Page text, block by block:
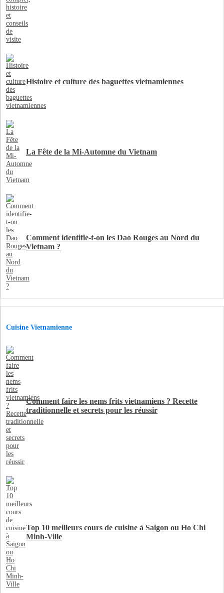
Histoire et culture des baguettes vietnamiennes
La Fête de la Mi-Automne du Vietnam
Comment identifie-t-on les Dao Rouges au Nord du
Vietnam ?
Cuisine Vietnamienne
Comment faire les nems frits vietnamiens ? Recette
traditionnelle et secrets pour les réussir
Top 10 meilleurs cours de cuisine à Saigon ou Ho Chi
Minh-Ville